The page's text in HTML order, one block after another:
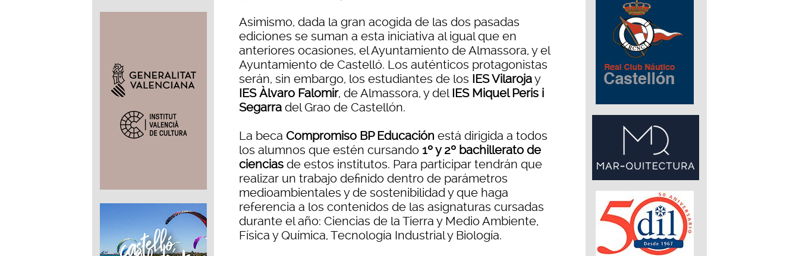
Asimismo, dada la gran acogida de las dos pasadas
ediciones se suman a esta iniciativa al igual que en
anteriores ocasiones, el Ayuntamiento de Almassora, y el
Ayuntamiento de Castelló. Los auténticos protagonistas
serán, sin embargo, los estudiantes de los IES Vilarojay
IES Àlvaro Falomir, de Almassora, y delIES Miquel Peris i
Segarra del Grao de Castellón.
La beca Compromiso BP Educación está dirigida a todos
los alumnos que estén cursando 1º y 2º bachillerato de
ciencias de estos institutos. Para participar tendrán que
realizar un trabajo definido dentro de parámetros
medioambientales y de sostenibilidad y que haga
referencia a los contenidos de las asignaturas cursadas
durante el año: Ciencias de la Tierra y Medio Ambiente,
Física y Química, Tecnología Industrial y Biología.